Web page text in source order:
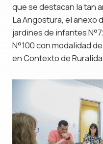
que se destacan la tan
La Angostura, el anexo
jardines de infantes
N°100 con modalidad
en Contexto de